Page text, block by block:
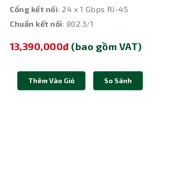
Cổng kết nối: 24 x 1 Gbps RJ-45
Chuẩn kết nối: 802.3/1
13,390,000đ (bao gồm VAT)
Thêm Vào Giỏ So Sánh